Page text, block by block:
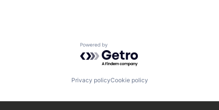
Powered by Getro.com
Privacy policyCookie policy